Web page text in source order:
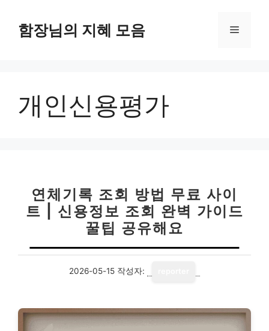
함장님의 지혜 모음 메
개인신용평가
연체기록 조회 방법 무료 사이
트 | 신용정보 조회 완벽 가이드
꿀팁 공유해요
2026-05-15 작성자: